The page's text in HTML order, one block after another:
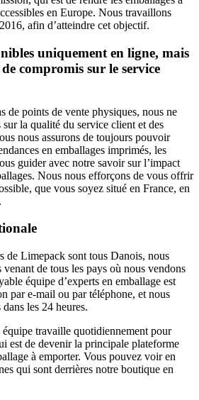
en Europe. Nous travaillons
afin d’atteindre cet objectif.
uniquement en ligne, mais
compromis sur le service
de points de vente physiques, nous ne
la qualité du service client et des
nous assurons de toujours pouvoir
en emballages imprimés, les
guider avec notre savoir sur l’impact
Nous nous efforçons de vous offrir
que vous soyez situé en France, en
de Limepack sont tous Danois, nous
venant de tous les pays où nous vendons
équipe d’experts en emballage est
par e-mail ou par téléphone, et nous
les 24 heures.
travaille quotidiennement pour
est de devenir la principale plateforme
à emporter. Vous pouvez voir en
qui sont derrières notre boutique en